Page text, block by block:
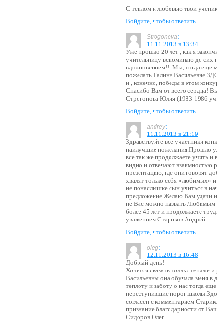
С теплом и любовью твои
Войдите, чтобы ответить
Strogonova:
11.11.2013 в 13:34
Уже прошло 20 лет , как я
учительницу вспоминаю до сих
вдохновением!!! Мы, тогда еще
пожелать Галине Васильевне
и , конечно, победы в этом
Спасибо Вам от всего
Строгонова Юлия (1983-1986
Войдите, чтобы ответить
andrey:
11.11.2013 в 21:19
Здравствуйте все участники
наилучшие пожелания.Прошло
все так же продолжаете учить и
видно и отвечают взаимностью
презентацию, где они говорят
хвалят только себя «любимых»
не понаслышке сын учиться в
предложение.Желаю Вам удачи и
не Вас можно назвать Любимым
более 45 лет и продолжаете
уважением Стариков Андрей.
Войдите, чтобы ответить
oleg:
12.11.2013 в 16:48
Добрый день!
Хочется сказать только теплые
Васильевны она обучала меня в
теплоту и заботу о нас тогда
переступившие порог
согласен с комментарием
признание благодарности от
Сидоров Олег.